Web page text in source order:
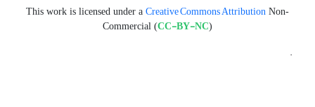
This work is licensed under a Creative Commons Attribution Non-
Commercial (CC-BY-NC)
.